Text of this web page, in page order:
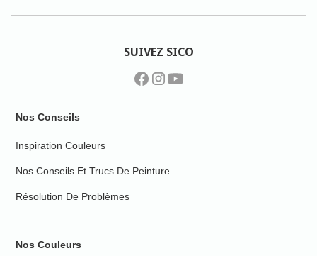
SUIVEZ SICO
Nos Conseils
Inspiration Couleurs
Nos Conseils Et Trucs De Peinture
Résolution De Problèmes
Nos Couleurs